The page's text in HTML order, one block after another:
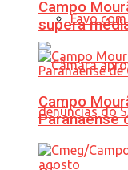
Favo
Campo
supera
Campo
Paranaense